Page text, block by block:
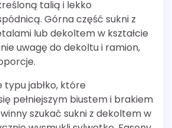
talią i lekko
Górna część sukni z
lub dekoltem w kształcie
uwagę do dekoltu i ramion,
typu jabłko, które
pełniejszym biustem i brakiem
szukać sukni z dekoltem w